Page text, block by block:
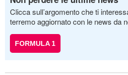
Clicca sull’argomento che ti
terremo aggiornato con le news da
FORMULA 1